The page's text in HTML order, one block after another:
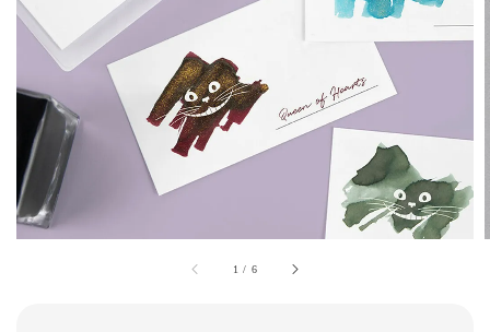
1 / 6